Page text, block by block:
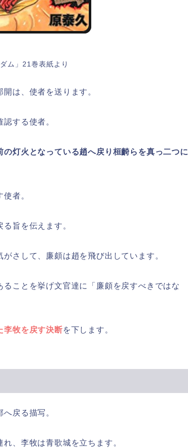
ダム」21巻表紙より
は、使者を送ります。
する使者。
の灯火となっている趙へ戻り桓齮らを真っ二つに
者。
旨を伝えます。
さして、廉頗は趙を飛び出しています。
ことを挙げ文官達に「廉頗を戻すべきではな
李牧を戻す決断を下します。
へ戻る描写。
れ、李牧は青歌城を立ちます。